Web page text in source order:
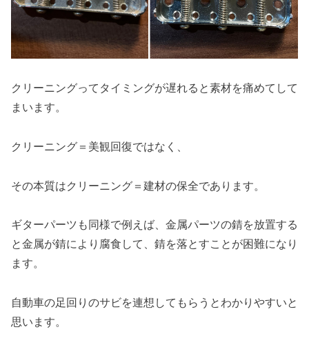
クリーニングってタイミングが遅れると素材を痛めてして
まいます。
クリーニング＝美観回復ではなく、
その本質はクリーニング＝建材の保全であります。
ギターパーツも同様で例えば、金属パーツの錆を放置する
と金属が錆により腐食して、錆を落とすことが困難になり
ます。
自動車の足回りのサビを連想してもらうとわかりやすいと
思います。